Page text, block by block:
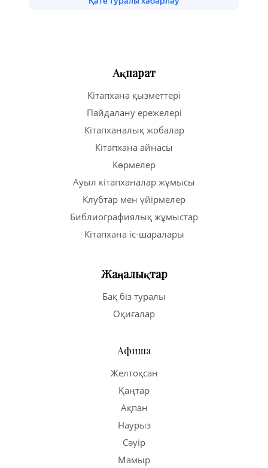
Ақпарат
Кітапхана қызметтері
Пайдалану ережелері
Кітапханалық жобалар
Кітапхана айнасы
Көрмелер
Ауыл кітапханалар жұмысы
Клубтар мен үйірмелер
Библиографиялық жұмыстар
Кітапхана іс-шаралары
Жаңалықтар
Бақ біз туралы
Оқиғалар
Афиша
Желтоқсан
Қаңтар
Ақпан
Наурыз
Сәуір
Мамыр